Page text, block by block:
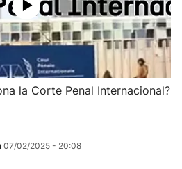
la Corte Penal Internacional?
07/02/2025 - 20:08